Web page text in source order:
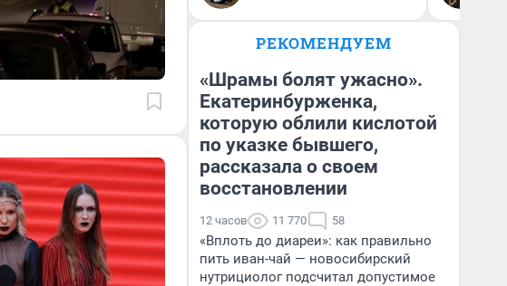
РЕКОМЕНДУЕМ
«Шрамы болят ужасно».
Екатеринбурженка,
которую облили кислотой
по указке бывшего,
рассказала о своем
восстановлении
12 часов 11 770 58
«Вплоть до диареи»: как правильно
пить иван-чай — новосибирский
нутрициолог подсчитал допустимое